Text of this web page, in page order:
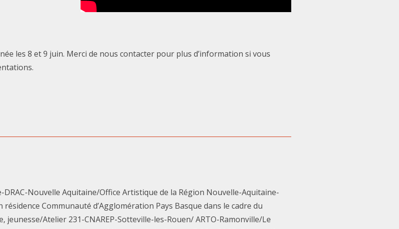
les 8 et 9 juin. Merci de nous contacter pour plus d’information si vous
Nouvelle Aquitaine/Office Artistique de la Région Nouvelle-Aquitaine-
Communauté d’Agglomération Pays Basque dans le cadre du
Atelier 231-CNAREP-Sotteville-les-Rouen/ ARTO-Ramonville/Le